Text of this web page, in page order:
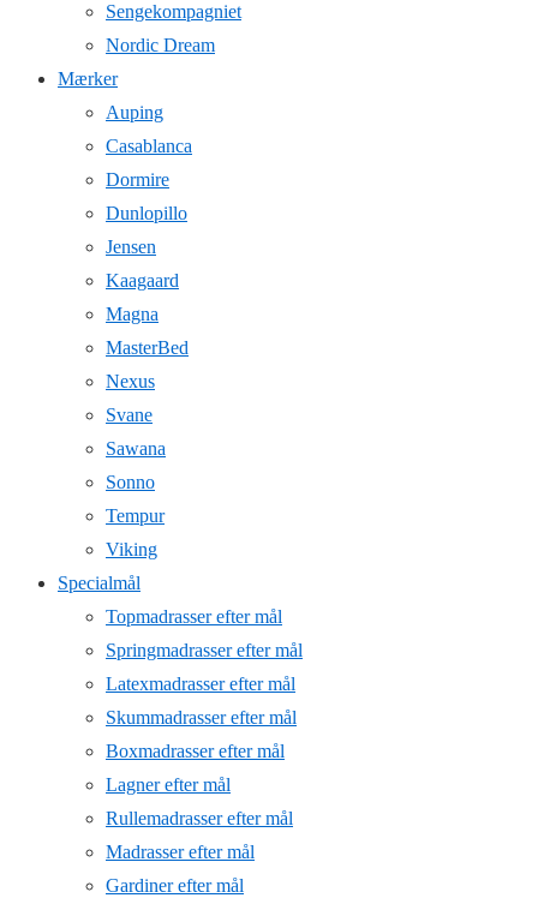
Sengekompagniet
Nordic Dream
Mærker
Auping
Casablanca
Dormire
Dunlopillo
Jensen
Kaagaard
Magna
MasterBed
Nexus
Svane
Sawana
Sonno
Tempur
Viking
Specialmål
Topmadrasser efter mål
Springmadrasser efter mål
Latexmadrasser efter mål
Skummadrasser efter mål
Boxmadrasser efter mål
Lagner efter mål
Rullemadrasser efter mål
Madrasser efter mål
Gardiner efter mål